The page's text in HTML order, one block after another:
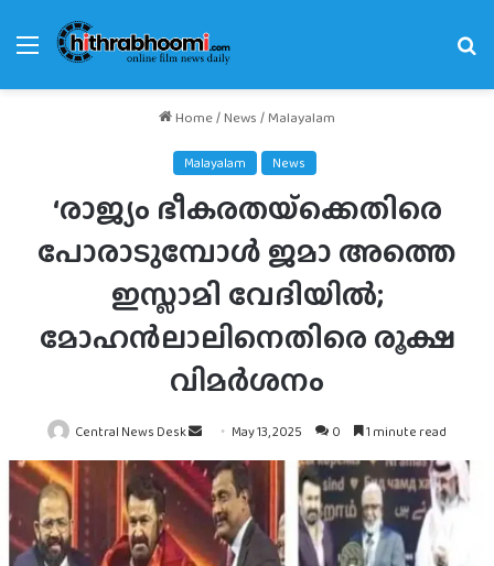
Menu
Home/News / Malayalam
Malayalam News
‘രാജ്യം ഭീകരതയ്‌ക്കെതിരെ
പോരാടുമ്പോള്‍ ജമാ അത്തെ
ഇസ്ലാമി വേദിയില്‍;
മോഹന്‍ലാലിനെതിരെ രൂക്ഷ
വിമർശനം
Central News Desk
Send
an
email
May 13, 2025 0 1 minute read